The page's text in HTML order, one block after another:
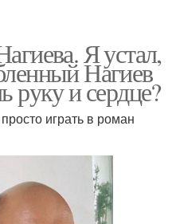
Я устал,
Нагиев
руку и сердце?
играть в роман